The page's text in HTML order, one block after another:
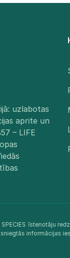
uzlabotas
aprite un
– LIFE
īstenotāju
informācijas